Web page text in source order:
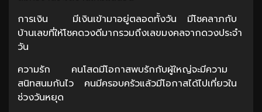
การเงิน มีเงินเข้ามาอยู่ตลอดทั้งวัน มีโชคลาภกับ
บ้านเลขที่ให้โชคดวงดีมากรวมถึงเลขมงคลจากดวงประจำ
วัน
ความรัก คนโสดมีโอกาสพบรักกับผู้ใหญ่จะมีความ
สนิทสนมกันไว คนมีครอบครัวแล้วมีโอกาสได้ไปเที่ยวใน
ช่วงวันหยุด